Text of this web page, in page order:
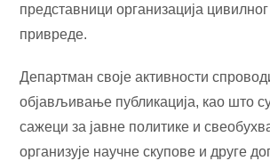
представници организација
привреде.
Департман своје активности
објављивање публикација, као што
сажеци за јавне политике и
организује научне скупове и друге